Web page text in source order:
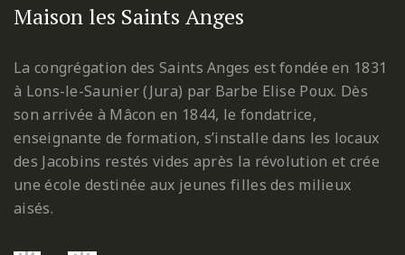
Maison les Saints Anges
La congrégation des Saints Anges est fondée en 1831
à Lons-le-Saunier (Jura) par Barbe Elise Poux. Dès
son arrivée à Mâcon en 1844, le fondatrice,
enseignante de formation, s’installe dans les locaux
des Jacobins restés vides après la révolution et crée
une école destinée aux jeunes filles des milieux
aisés.